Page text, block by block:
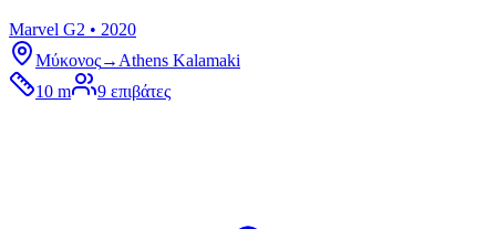
Marvel G2 • 2020
Μύκονος→ Athens Kalamaki
10 m
9 επιβάτες